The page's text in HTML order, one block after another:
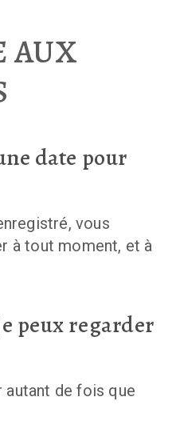
AUX
date pour
vous
à tout moment, et à
peux regarder
autant de fois que